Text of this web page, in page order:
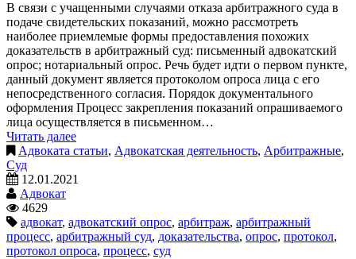
В связи с учащенными случаями отказа арбитражного суда в
подаче свидетельских показаний, можно рассмотреть
наиболее приемлемые формы предоставления похожих
доказательств в арбитражный суд: письменный адвокатский
опрос; нотариальный опрос. Речь будет идти о первом пункте,
данный документ является протоколом опроса лица с его
непосредственного согласия. Порядок документального
оформления Процесс закрепления показаний опрашиваемого
лица осуществляется в письменном…
Читать далее
Адвоката статьи, Адвокатская деятельность, Арбитражные,
Суд
12.01.2021
Адвокат
4629
адвокат, адвокатский опрос, арбитраж, арбитражный
процесс, арбитражный суд, доказательства, опрос, протокол,
протокол опроса, процесс, суд